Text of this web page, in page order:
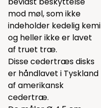
mod møl, som ikke
indeholder kedelig kemi
og heller ikke er lavet
af truet træ.
Disse cedertræs disks
er håndlavet i Tyskland
af amerikansk
cedertræ.